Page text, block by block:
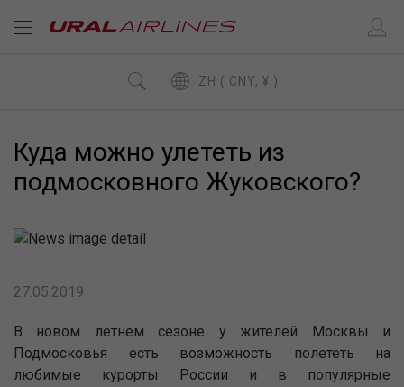
ZH ( CNY, ¥ )
Куда можно улететь из
подмосковного Жуковского?
27.05.2019
В новом летнем сезоне у жителей Москвы и
Подмосковья есть возможность полететь на
любимые курорты России и в популярные